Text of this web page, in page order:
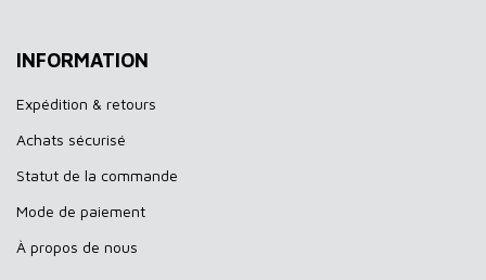
INFORMATION
Expédition & retours
Achats sécurisé
Statut de la commande
Mode de paiement
À propos de nous